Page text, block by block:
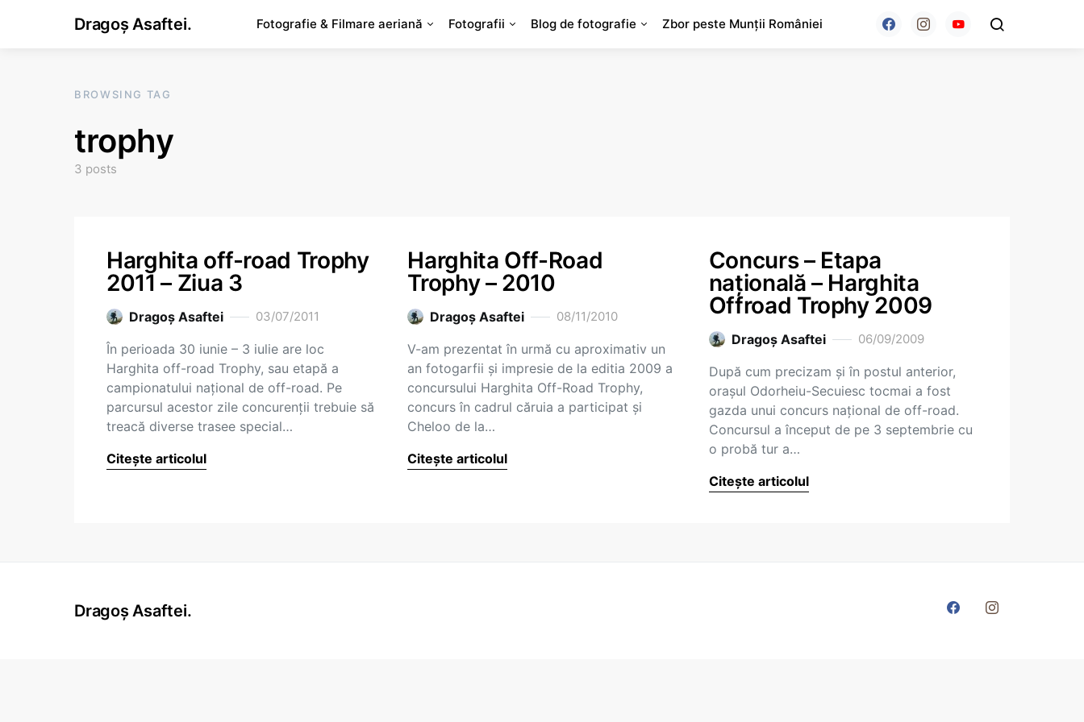
Dragoș Asaftei. Fotografie & Filmare aeriană Fotografii Blog de fotografie Zbor peste Munții României
BROWSING TAG
trophy
3 posts
Harghita off-road Trophy
2011 – Ziua 3
Dragoş Asaftei 03/07/2011
În perioada 30 iunie – 3 iulie are loc
Harghita off-road Trophy, sau etapă a
campionatului național de off-road. Pe
parcursul acestor zile concurenții trebuie să
treacă diverse trasee special…
Citește articolul
Harghita Off-Road
Trophy – 2010
Dragoş Asaftei 08/11/2010
V-am prezentat în urmă cu aproximativ un
an fotogarfii şi impresie de la editia 2009 a
concursului Harghita Off-Road Trophy,
concurs în cadrul căruia a participat şi
Cheloo de la…
Citește articolul
Concurs – Etapa
naţională – Harghita
Offroad Trophy 2009
Dragoş Asaftei 06/09/2009
După cum precizam şi în postul anterior,
oraşul Odorheiu-Secuiesc tocmai a fost
gazda unui concurs naţional de off-road.
Concursul a început de pe 3 septembrie cu
o probă tur a…
Citește articolul
Dragoș Asaftei.